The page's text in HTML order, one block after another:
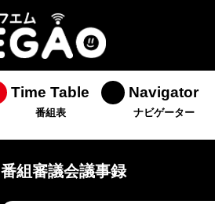
Time Table
番組表
Navigator
ナビゲーター
番組審議会議事録